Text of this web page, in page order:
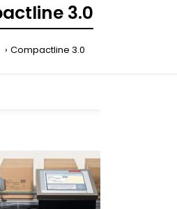
3.0
Compactline 3.0